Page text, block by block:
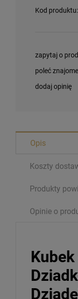
Kod produktu:
zapytaj o
poleć
dodaj opinię
Opis
Koszty
Produkty
Opinie o